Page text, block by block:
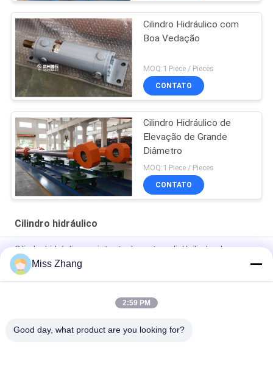
Cilindro Hidráulico com
Boa Vedação
MOQ:1 Piece / Pieces
CONTATO
Cilindro Hidráulico de
Elevação de Grande
Diâmetro
MOQ:1 Piece / Pieces
CONTATO
Cilindro hidráulico
Cilindro hidráulico resistente da porta radial/cilindro da grua
para a indústria petroleira
Tipo de aço inoxidável do cilindro hidráulico QPPY-D da
Miss Zhang
2:59 PM
Good day, what product are you looking for?